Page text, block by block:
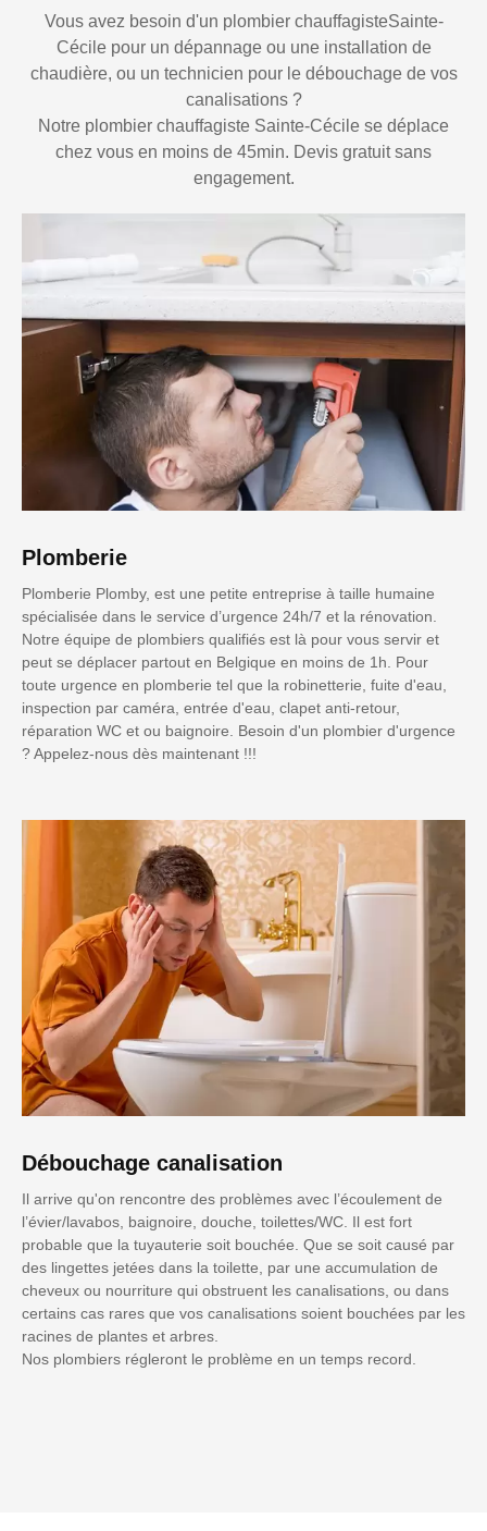
Vous avez besoin d'un plombier chauffagisteSainte-
Cécile pour un dépannage ou une installation de
chaudière, ou un technicien pour le débouchage de vos
canalisations ?
Notre plombier chauffagiste Sainte-Cécile se déplace
chez vous en moins de 45min. Devis gratuit sans
engagement.
Plomberie
Plomberie Plomby, est une petite entreprise à taille humaine
spécialisée dans le service d’urgence 24h/7 et la rénovation.
Notre équipe de plombiers qualifiés est là pour vous servir et
peut se déplacer partout en Belgique en moins de 1h. Pour
toute urgence en plomberie tel que la robinetterie, fuite d'eau,
inspection par caméra, entrée d'eau, clapet anti-retour,
réparation WC et ou baignoire. Besoin d'un plombier d'urgence
? Appelez-nous dès maintenant !!!
Débouchage canalisation
Il arrive qu'on rencontre des problèmes avec l’écoulement de
l’évier/lavabos, baignoire, douche, toilettes/WC. Il est fort
probable que la tuyauterie soit bouchée. Que se soit causé par
des lingettes jetées dans la toilette, par une accumulation de
cheveux ou nourriture qui obstruent les canalisations, ou dans
certains cas rares que vos canalisations soient bouchées par les
racines de plantes et arbres.
Nos plombiers régleront le problème en un temps record.